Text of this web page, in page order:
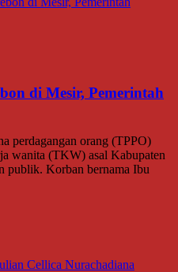
di Mesir, Pemerintah
perdagangan orang (TPPO)
wanita (TKW) asal Kabupaten
publik. Korban bernama Ibu